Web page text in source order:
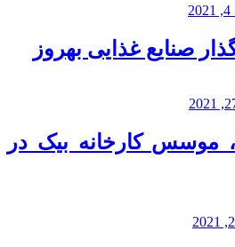
صنایع غذایی بهروز
موسس کارخانه بیک در